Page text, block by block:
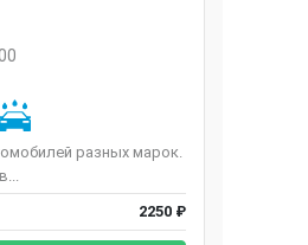
разных марок.
2250 ₽